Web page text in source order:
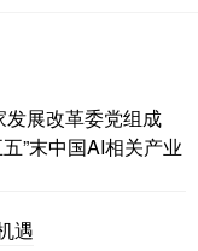
展改革委党组成
”末中国AI相关产业
遇